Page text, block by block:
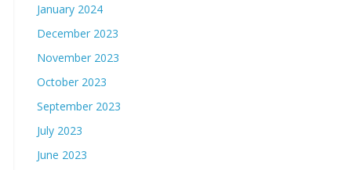
January 2024
December 2023
November 2023
October 2023
September 2023
July 2023
June 2023